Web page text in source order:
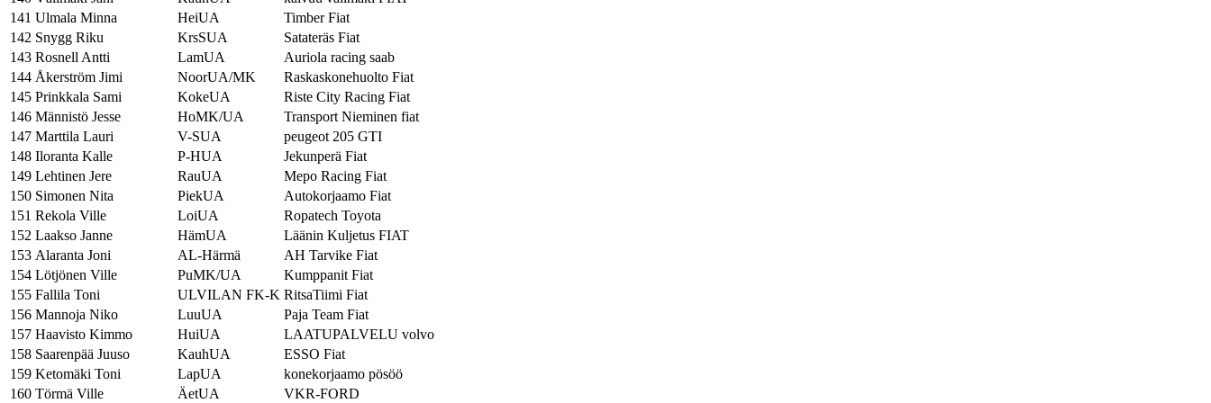
141 Ulmala Minna HeiUA
Timber Fiat
142 Snygg Riku KrsSUA
Satateräs Fiat
143 Rosnell Antti LamUA
Auriola racing saab
144 Åkerström Jimi NoorUA/MK
Raskaskonehuolto Fiat
145 Prinkkala Sami KokeUA
Riste City Racing Fiat
146 Männistö Jesse HoMK/UA
Transport Nieminen fiat
147 Marttila Lauri V-SUA
peugeot 205 GTI
148 Iloranta Kalle P-HUA
Jekunperä Fiat
149 Lehtinen Jere RauUA
Mepo Racing Fiat
150 Simonen Nita PiekUA
Autokorjaamo Fiat
151 Rekola Ville LoiUA
Ropatech Toyota
152 Laakso Janne HämUA
Läänin Kuljetus FIAT
153 Alaranta Joni AL-Härmä
AH Tarvike Fiat
154 Lötjönen Ville PuMK/UA
Kumppanit Fiat
155 Fallila Toni ULVILAN FK-K RitsaTiimi Fiat
156 Mannoja Niko LuuUA
Paja Team Fiat
157 Haavisto Kimmo HuiUA
LAATUPALVELU volvo
158 Saarenpää Juuso KauhUA
ESSO Fiat
159 Ketomäki Toni LapUA
konekorjaamo pösöö
160 Törmä Ville ÄetUA VKR-FORD